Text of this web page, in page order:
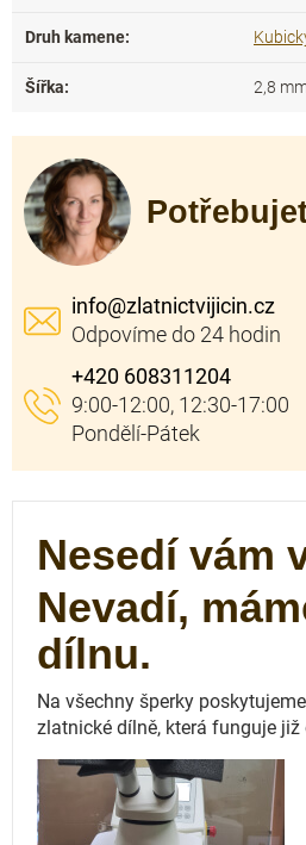
Druh kamene:
Šířka: 2,8
info@zlatnictvijicin.cz
+420 608311204
Nesedí vám
Nevadí,
dílnu.
Na všechny šperky
zlatnické dílně, která funguje již